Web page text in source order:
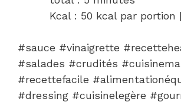
Kcal : 50 kcal par portion
#sauce #vinaigrette
#salades #crudités
#recettefacile
#dressing #cuisinelegère